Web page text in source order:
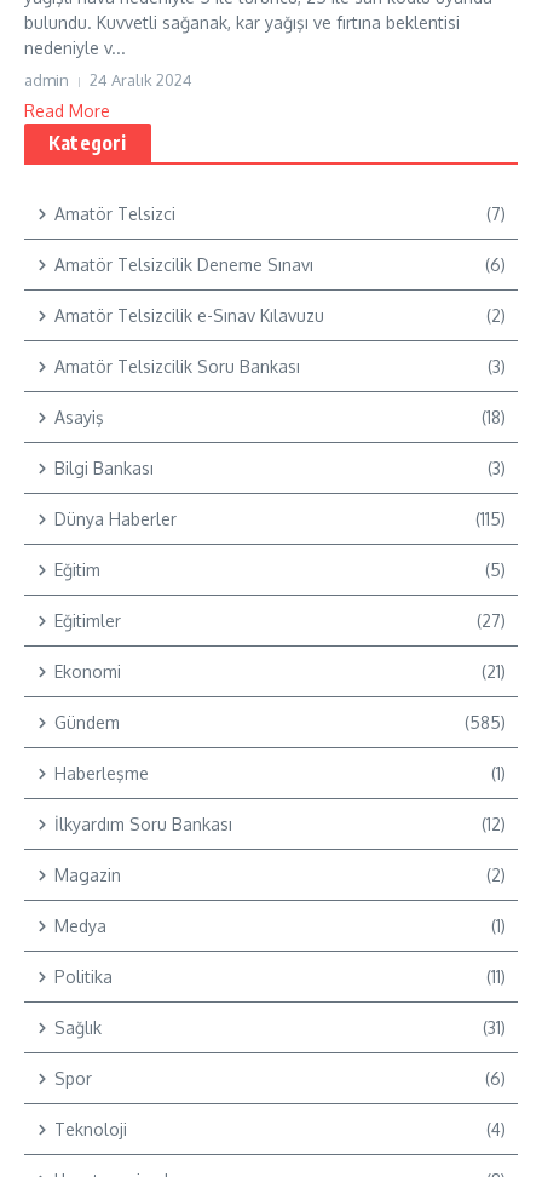
bulundu. Kuvvetli sağanak, kar yağışı ve fırtına beklentisi
nedeniyle v...
admin 24 Aralık 2024
Read More
Kategori
Amatör Telsizci (7)
Amatör Telsizcilik Deneme Sınavı (6)
Amatör Telsizcilik e-Sınav Kılavuzu (2)
Amatör Telsizcilik Soru Bankası (3)
Asayiş (18)
Bilgi Bankası (3)
Dünya Haberler (115)
Eğitim (5)
Eğitimler (27)
Ekonomi (21)
Gündem (585)
Haberleşme (1)
İlkyardım Soru Bankası (12)
Magazin (2)
Medya (1)
Politika (11)
Sağlık (31)
Spor (6)
Teknoloji (4)